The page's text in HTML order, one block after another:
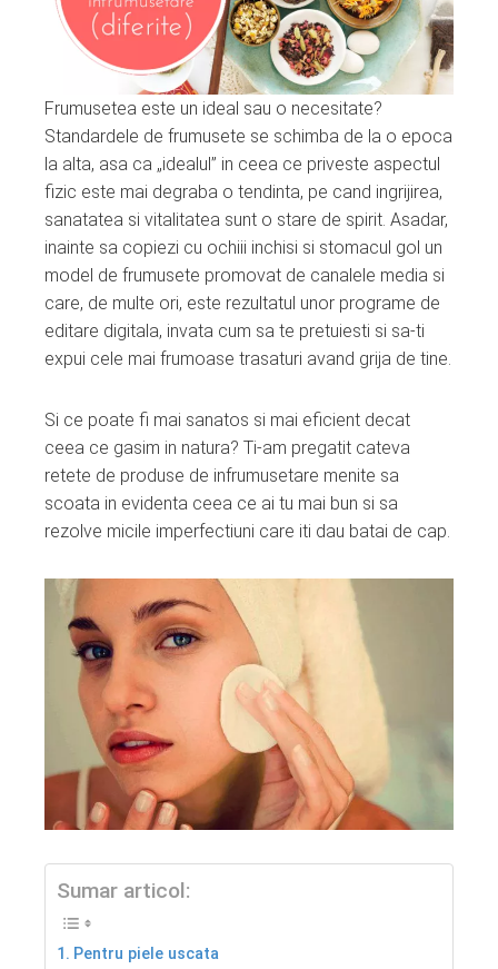
Frumusetea este un ideal sau o necesitate?
Standardele de frumusete se schimba de la o epoca
la alta, asa ca „idealul” in ceea ce priveste aspectul
fizic este mai degraba o tendinta, pe cand ingrijirea,
sanatatea si vitalitatea sunt o stare de spirit. Asadar,
inainte sa copiezi cu ochiii inchisi si stomacul gol un
model de frumusete promovat de canalele media si
care, de multe ori, este rezultatul unor programe de
editare digitala, invata cum sa te pretuiesti si sa-ti
expui cele mai frumoase trasaturi avand grija de tine.
Si ce poate fi mai sanatos si mai eficient decat
ceea ce gasim in natura? Ti-am pregatit cateva
retete de produse de infrumusetare menite sa
scoata in evidenta ceea ce ai tu mai bun si sa
rezolve micile imperfectiuni care iti dau batai de cap.
Sumar articol:
Pentru piele uscata